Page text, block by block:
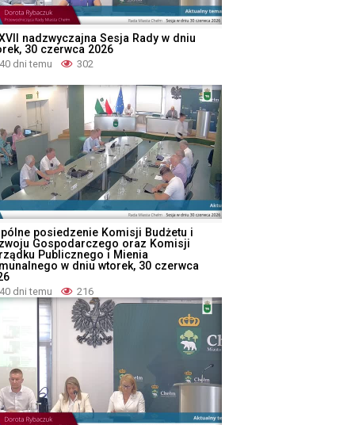
nadzwyczajna Sesja Rady w dniu
30 czerwca 2026
40 dni temu 302
posiedzenie Komisji Budżetu i
Gospodarczego oraz Komisji
Publicznego i Mienia
w dniu wtorek, 30 czerwca
40 dni temu 216